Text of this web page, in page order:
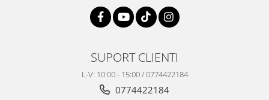
SUPORT CLIENTI
L-V: 10:00 - 15:00 / 0774422184
0774422184